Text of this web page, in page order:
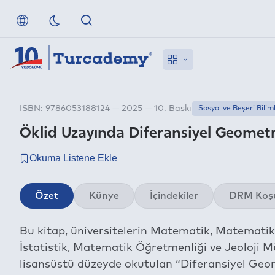
Öklid Uzayında Diferansiyel
ISBN: 9786053188124 — 2025 — 10. Baskı Sosyal ve Beşeri
Özet Künye İçindekiler DRM
Bu kitap, üniversitelerin Matematik,
İstatistik, Matematik Öğretmenliği ve Jeoloji
lisansüstü düzeyde okutulan “Diferansiyel